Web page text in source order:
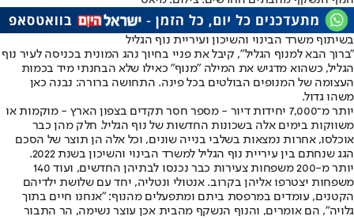
בשיתוף משרד הבינוי והשיכון ועיריית נוף הגליל
"ברוך הבא למנוף הגליל", קיבל את פניי בחיוך נהג המונית בכניסה לעיר נוף
הגליל, כשהוא מדגיש את המילה "מנוף" כאילו שלא הבחנתי מיד בכמות
העצומה של המנופים הבולטים בכל פינה. התחושה ברורה: נבנה כאן
משהו גדול.
יותר מ־7,000 יחידות דיור - מספר חסר תקדים בצפון הארץ - מוקמות או
משווקות בימים אלה בשכונות החדשות של נוף הגליל. חלק מהן כבר
אוכלסו, אחרות נמצאות בשלבי בנייה שונים, וכל אלה הן תוצר של הסכם
הגג שנחתם בין עיריית נוף הגליל למשרד הבינוי והשיכון בשנת 2022.
יותר מ-200 משפחות צעירות כבר נכנסו לבתיהן החדשים, ועוד 140
משפחות יצטרפו אליהן בקרוב. אנטולי ונטליה, יחד עם שלושת ילדיהם
הקטנים, עומדים במרפסת ביתם ומתפעלים מהנוף: "אנחנו חיים בתוך
גלויה", הם אומרים, והנוף הנשקף מהבית אכן עוצר נשימה, הר התבור